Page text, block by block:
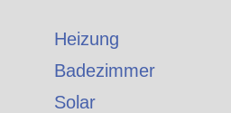
Heizung
Badezimmer
Solar